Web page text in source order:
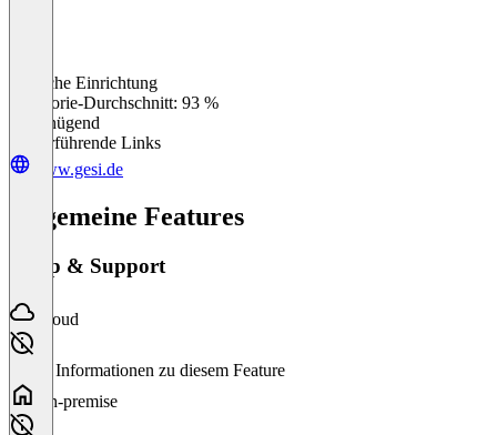
Einfache Einrichtung
Kategorie-Durchschnitt: 93 %
Ungenügend
Weiterführende Links
www.gesi.de
Allgemeine Features
Setup & Support
Cloud
Keine Informationen zu diesem Feature
On-premise